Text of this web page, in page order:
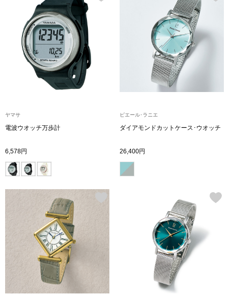
BOGARD 最新号はこちら
その他
ボトムス
パンツ／スラ
ルーム･アン
ルームウェア
アンダーウェア
その他
ヤマサ
電波ウオッチ万歩計
6,578円
ピエール･ラニエ
ダイアモンドカットケース･ウオッチ
26,400円